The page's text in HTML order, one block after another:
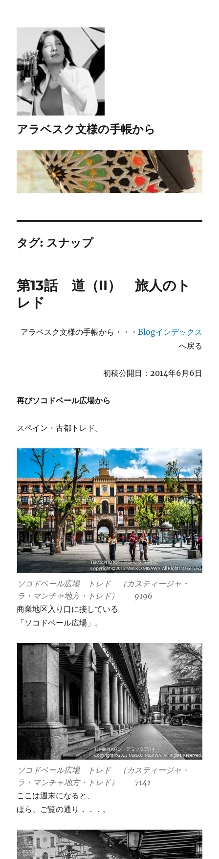
アラベスク文様の手帳から
タグ: スナップ
第13話 道（II） 旅人のト
レド
アラベスク文様の手帳から・・・ Blogインデックス
へ戻る
初稿公開日：2014年6月6日
再びソコドベール広場から
スペイン・古都トレド。
ソコドベール広場 トレド （カスティージャ・
ラ・マンチャ地方・トレド） 9196
商業地区入り口に接している
「ソコドベール広場」。
ソコドベール広場 トレド （カスティージャ・
ラ・マンチャ地方・トレド） 7141
ここは週末になると、
ほら、ご覧の通り．．．。